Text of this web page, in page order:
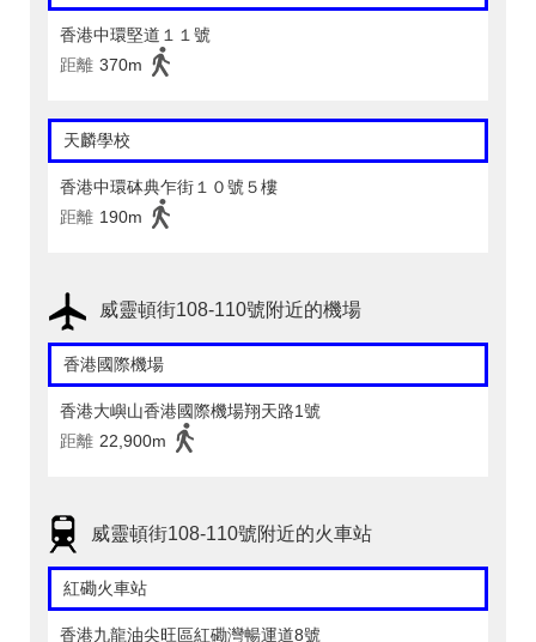
香港中環堅道１１號
距離 370m
天麟學校
香港中環砵典乍街１０號５樓
距離 190m
威靈頓街108-110號附近的機場
香港國際機場
香港大嶼山香港國際機場翔天路1號
距離 22,900m
威靈頓街108-110號附近的火車站
紅磡火車站
香港九龍油尖旺區紅磡灣暢運道8號